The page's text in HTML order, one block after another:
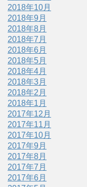
2018年10月
2018年9月
2018年8月
2018年7月
2018年6月
2018年5月
2018年4月
2018年3月
2018年2月
2018年1月
2017年12月
2017年11月
2017年10月
2017年9月
2017年8月
2017年7月
2017年6月